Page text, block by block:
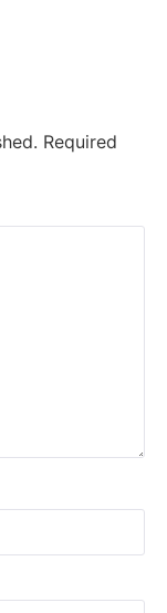
Required